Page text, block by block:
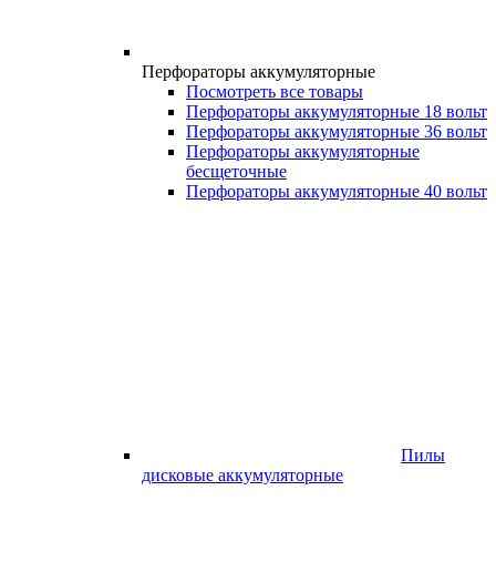
Перфораторы аккумуляторные
Посмотреть все товары
Перфораторы аккумуляторные 18 вольт
Перфораторы аккумуляторные 36 вольт
Перфораторы аккумуляторные
бесщеточные
Перфораторы аккумуляторные 40 вольт
Пилы
дисковые аккумуляторные